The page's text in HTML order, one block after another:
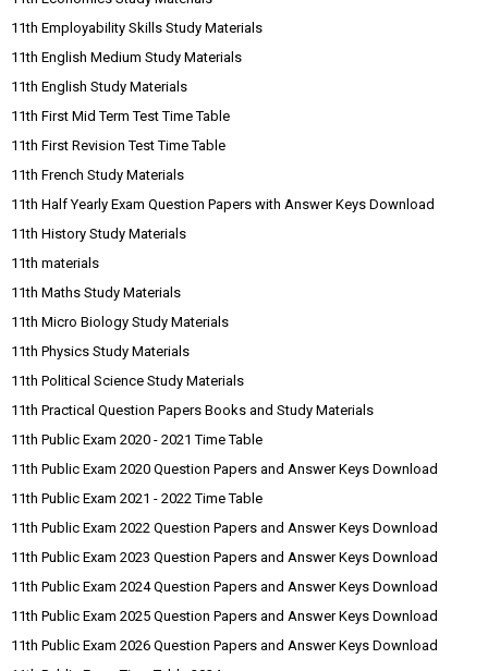
11th Employability Skills Study Materials
11th English Medium Study Materials
11th English Study Materials
11th First Mid Term Test Time Table
11th First Revision Test Time Table
11th French Study Materials
11th Half Yearly Exam Question Papers with Answer Keys Download
11th History Study Materials
11th materials
11th Maths Study Materials
11th Micro Biology Study Materials
11th Physics Study Materials
11th Political Science Study Materials
11th Practical Question Papers Books and Study Materials
11th Public Exam 2020 - 2021 Time Table
11th Public Exam 2020 Question Papers and Answer Keys Download
11th Public Exam 2021 - 2022 Time Table
11th Public Exam 2022 Question Papers and Answer Keys Download
11th Public Exam 2023 Question Papers and Answer Keys Download
11th Public Exam 2024 Question Papers and Answer Keys Download
11th Public Exam 2025 Question Papers and Answer Keys Download
11th Public Exam 2026 Question Papers and Answer Keys Download